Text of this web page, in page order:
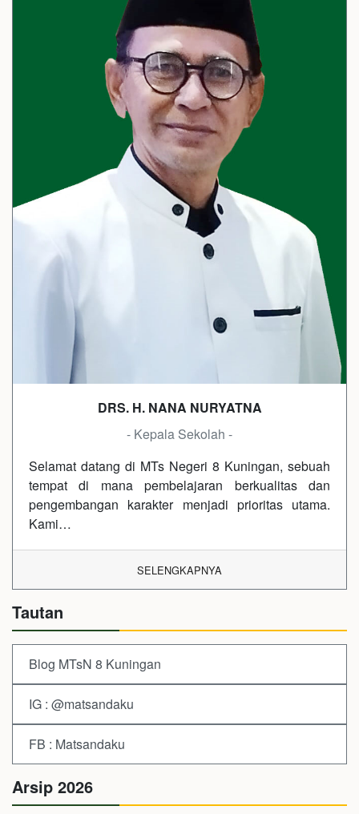
DRS. H. NANA NURYATNA
- Kepala Sekolah -
Selamat datang di MTs Negeri 8 Kuningan, sebuah
tempat di mana pembelajaran berkualitas dan
pengembangan karakter menjadi prioritas utama.
Kami…
SELENGKAPNYA
Tautan
Blog MTsN 8 Kuningan
IG : @matsandaku
FB : Matsandaku
Arsip 2026